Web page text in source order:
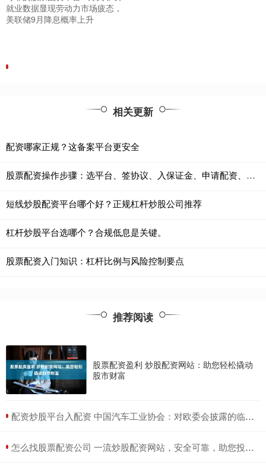
就业数据显现劳动力市场疲态，
美联储9月降息概率上升
相关更新
配资哪家正规？这备案平台更安全
股票配资操作步骤：选平台、签协议、入保证金、申请配资、交易、风控平仓。
短线炒股配资平台哪个好？正规杠杆炒股公司推荐
杠杆炒股平台选哪个？合规低息是关键。
股票配资入门知识：杠杆比例与风险控制要点
推荐阅读
股票配资盈利 炒股配资网站：助您轻松撬动
股市财富
​配资炒股平台入配资 中国汽车工业协会：对欧委会披露的临时反补贴税率强烈不满
​怎么找股票配资公司 一流炒股配资网站，安全可靠，助您投资无忧